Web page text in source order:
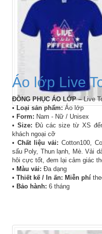
Áo lớp Live
ĐỒNG PHỤC ÁO LỚP –Live
•Loại sản phẩm:Áo lớp
• Form: Nam - Nữ / Unisex
• Size: Đủ các size từ XS
khách ngoại cỡ
• Chất liệu vải: Cotton100,
sấu Poly, Thun lạnh, Mè. Vải
hôi cực tốt, đem lại cảm giác
• Màu vải: Đa dạng
• Thiết kế / In ấn: Miễn phí
• Bảo hành: 6 tháng